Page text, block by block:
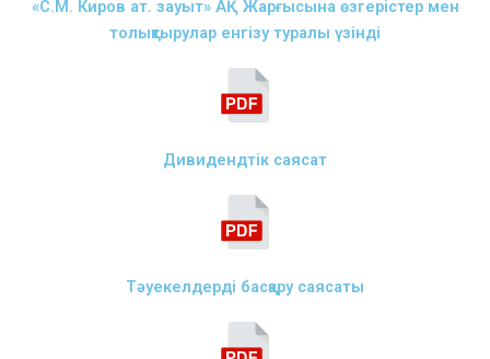
«С.М. Киров ат. зауыт» АҚ Жарғысына өзгерістер мен
толықтырулар енгізу туралы үзінді
Дивидендтік саясат
Тәуекелдерді басқару саясаты